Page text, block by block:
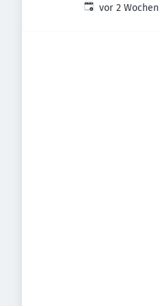
Deutschland
Veröffentlicht:
vor 2 Wochen